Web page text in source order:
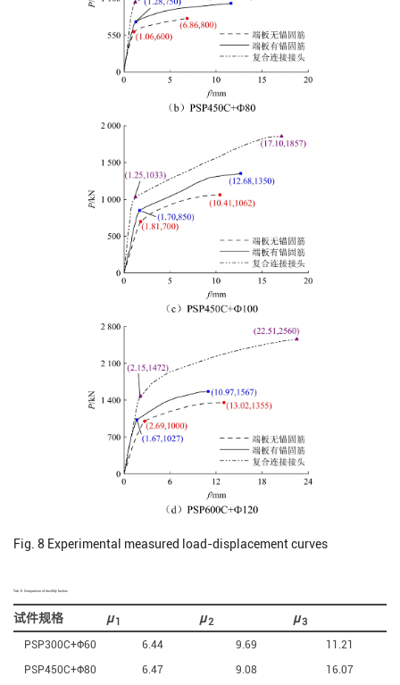
Fig. 8 Experimental measured load-displacement curves
Tab. 6 Comparison of ductility factors
试件规格 μ 1 μ2 μ3
PSP300C+Ф60 6.44 9.69
11.21
PSP450C+Ф80
6.47 9.08
16.07